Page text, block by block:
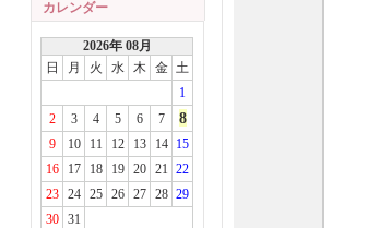
カレンダー
2026年 08月
日
月 火 水 木 金 土
1
2
3 4 5 6 7 8
9 10 11 12 13 14
15
16
17 18 19 20 21 22
23
24 25 26 27 28 29
30
31